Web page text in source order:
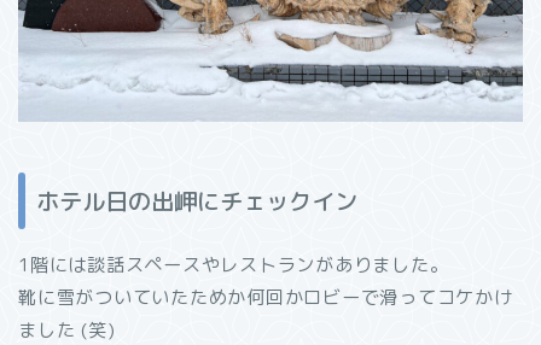
ホテル日の出岬にチェックイン
1階には談話スペースやレストランがありました。
靴に雪がついていたためか何回かロビーで滑ってコケかけ
ました (笑)